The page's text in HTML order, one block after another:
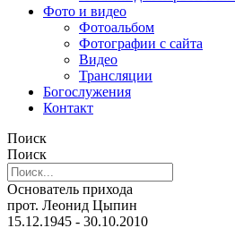
Фото и видео
Фотоальбом
Фотографии с сайта
Видео
Трансляции
Богослужения
Контакт
Поиск
Поиск
Основатель прихода
прот. Леонид Цыпин
15.12.1945 - 30.10.2010